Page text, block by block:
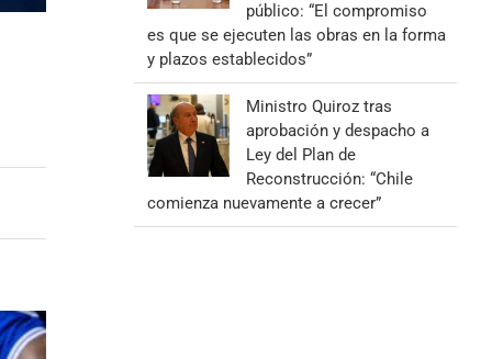
público: “El compromiso
es que se ejecuten las obras en la forma
y plazos establecidos”
Ministro Quiroz tras
aprobación y despacho a
Ley del Plan de
Reconstrucción: “Chile
comienza nuevamente a crecer”